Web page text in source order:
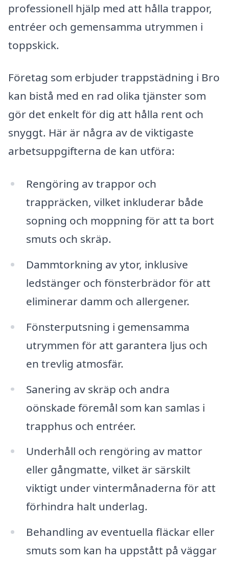
professionell hjälp med att hålla trappor,
entréer och gemensamma utrymmen i
toppskick.
Företag som erbjuder trappstädning i Bro
kan bistå med en rad olika tjänster som
gör det enkelt för dig att hålla rent och
snyggt. Här är några av de viktigaste
arbetsuppgifterna de kan utföra:
Rengöring av trappor och
trappräcken, vilket inkluderar både
sopning och moppning för att ta bort
smuts och skräp.
Dammtorkning av ytor, inklusive
ledstänger och fönsterbrädor för att
eliminerar damm och allergener.
Fönsterputsning i gemensamma
utrymmen för att garantera ljus och
en trevlig atmosfär.
Sanering av skräp och andra
oönskade föremål som kan samlas i
trapphus och entréer.
Underhåll och rengöring av mattor
eller gångmatte, vilket är särskilt
viktigt under vintermånaderna för att
förhindra halt underlag.
Behandling av eventuella fläckar eller
smuts som kan ha uppstått på väggar